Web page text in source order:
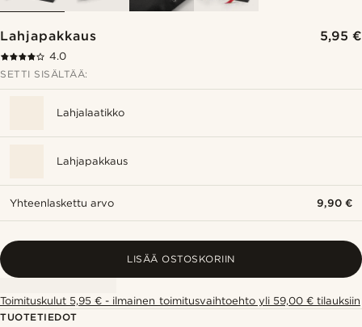
Lahjapakkaus 5,95 €
4.0
SETTI SISÄLTÄÄ:
Lahjalaatikko
Lahjapakkaus
Yhteenlaskettu arvo 9,90 €
LISÄÄ OSTOSKORIIN
Toimituskulut 5,95 € - ilmainen toimitusvaihtoehto yli 59,00 € tilauksiin
TUOTETIEDOT